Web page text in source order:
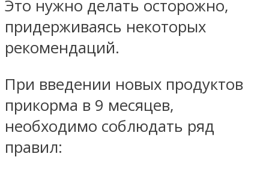
Это нужно делать осторожно,
придерживаясь некоторых
рекомендаций.
При введении новых продуктов
прикорма в 9 месяцев,
необходимо соблюдать ряд
правил: